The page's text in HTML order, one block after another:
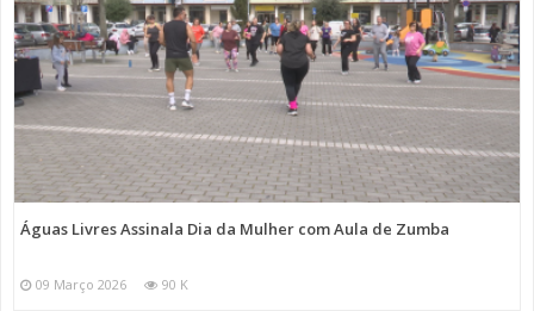
Águas Livres Assinala Dia da Mulher com Aula de Zumba
09 Março 2026 90 K